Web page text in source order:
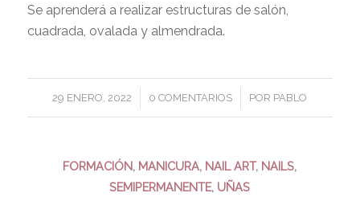
Se aprenderá a realizar estructuras de salón,
cuadrada, ovalada y almendrada.
29 ENERO, 2022
/ 0 COMENTARIOS
/ POR PABLO
FORMACIÓN, MANICURA, NAIL ART, NAILS,
SEMIPERMANENTE, UÑAS